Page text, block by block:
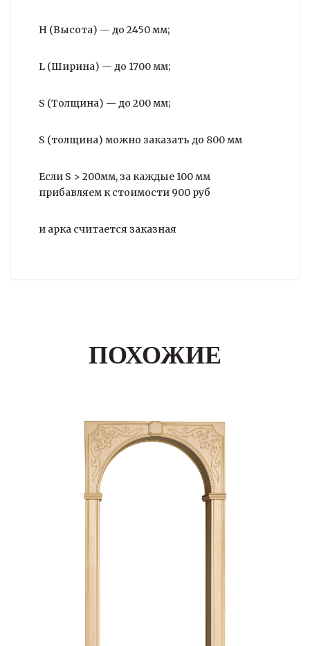
H (Высота) — до 2450 мм;
L (Ширина) — до 1700 мм;
S (Толщина) — до 200 мм;
S (толщина) можно заказать до 800 мм
Если S > 200мм, за каждые 100 мм
прибавляем к стоимости 900 руб
и арка считается заказная
ПОХОЖИЕ